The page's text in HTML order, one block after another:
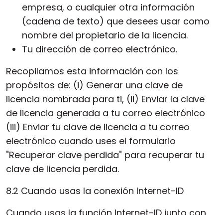
empresa, o cualquier otra información
(cadena de texto) que desees usar como
nombre del propietario de la licencia.
Tu dirección de correo electrónico.
Recopilamos esta información con los
propósitos de: (i) Generar una clave de
licencia nombrada para ti, (ii) Enviar la clave
de licencia generada a tu correo electrónico
(iii) Enviar tu clave de licencia a tu correo
electrónico cuando uses el formulario
"Recuperar clave perdida" para recuperar tu
clave de licencia perdida.
8.2 Cuando usas la conexión Internet-ID